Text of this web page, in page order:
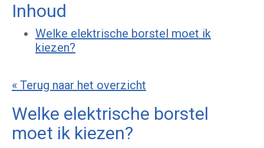
Inhoud
Welke elektrische borstel moet ik
kiezen?
« Terug naar het overzicht
Welke elektrische borstel
moet ik kiezen?